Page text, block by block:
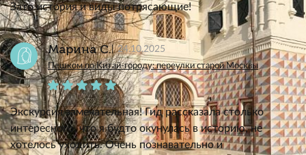
Зато история и виды потрясающие!
Марина С. 24.10.2025
Пешком по Китай-городу: переулки старой Москвы
Экскурсия замечательная! Гид рассказала столько
интересного, что я будто окунулась в историю, не
хотелось уходить. Очень познавательно и